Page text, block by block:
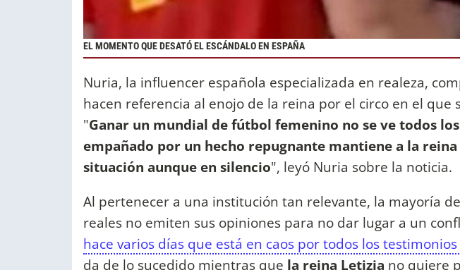
EL MOMENTO QUE DESATÓ EL ESCÁNDALO EN ESPAÑA
Nuria, la influencer española especializada en realeza,
hacen referencia al enojo de la reina por el circo en el que
"Ganar un mundial de fútbol femenino no se ve todos los
empañado por un hecho repugnante mantiene a la
situación aunque en silencio", leyó Nuria sobre la noticia.
Al pertenecer a una institución tan relevante, la mayoría de
reales no emiten sus opiniones para no dar lugar a un
hace varios días que está en caos por todos los
da de lo sucedido mientras que la reina Letizia no quiere